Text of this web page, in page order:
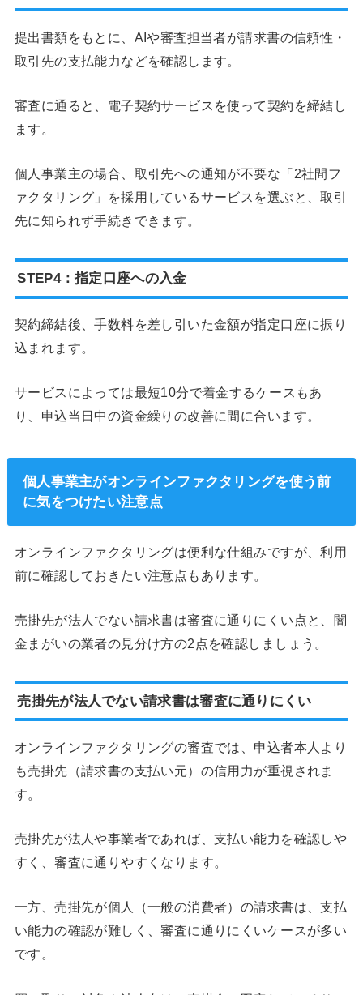
提出書類をもとに、AIや審査担当者が請求書の信頼性・
取引先の支払能力などを確認します。
審査に通ると、電子契約サービスを使って契約を締結し
ます。
個人事業主の場合、取引先への通知が不要な「2社間フ
ァクタリング」を採用しているサービスを選ぶと、取引
先に知られず手続きできます。
STEP4：指定口座への入金
契約締結後、手数料を差し引いた金額が指定口座に振り
込まれます。
サービスによっては最短10分で着金するケースもあ
り、申込当日中の資金繰りの改善に間に合います。
個人事業主がオンラインファクタリングを使う前
に気をつけたい注意点
オンラインファクタリングは便利な仕組みですが、利用
前に確認しておきたい注意点もあります。
売掛先が法人でない請求書は審査に通りにくい点と、闇
金まがいの業者の見分け方の2点を確認しましょう。
売掛先が法人でない請求書は審査に通りにくい
オンラインファクタリングの審査では、申込者本人より
も売掛先（請求書の支払い元）の信用力が重視されま
す。
売掛先が法人や事業者であれば、支払い能力を確認しや
すく、審査に通りやすくなります。
一方、売掛先が個人（一般の消費者）の請求書は、支払
い能力の確認が難しく、審査に通りにくいケースが多い
です。